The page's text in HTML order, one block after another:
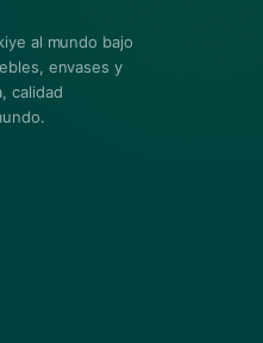
al mundo bajo
envases y
calidad